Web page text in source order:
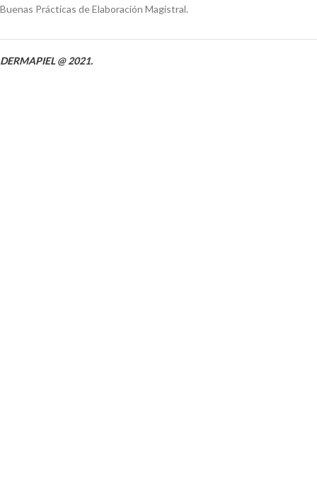
Buenas Prácticas de Elaboración Magistral.
DERMAPIEL @ 2021.